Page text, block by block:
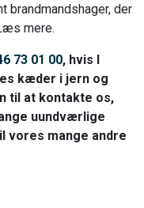
brandmandshager, der
mere.
73 01 00, hvis I
kæder i jern og
til at kontakte os,
uundværlige
vores mange andre